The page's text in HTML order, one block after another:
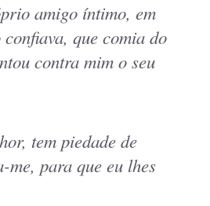
amigo íntimo, em
que comia do
contra mim o seu
tem piedade de
me, para que eu lhes